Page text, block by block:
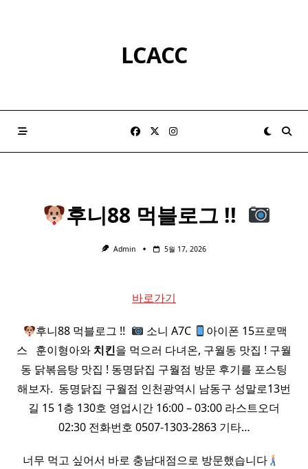
LCACC
후니88 먹블로그 !! ​
Admin 5월 17, 2026
바로가기
후니88 먹블로그 !! ​ 소니 A7C
아이폰 15프로맥
스 ​ ​ 훈이형아와치킨을 먹으러 다녀온, 구월동 맛집 ! 구월
동 닭볶음탕 맛집 ! 동명닭집 구월점 방문 후기를 포스팅
해보자. ​ 동명닭집 구월점 인천광역시 남동구 성말로13번
길 15 1층 130호 영업시간 16:00 – 03:00 라스트오더
02:30 전화번호 0507-1303-2863 기타…
너무 먹고 싶어서 바로 충남대점으로 방문했습니다